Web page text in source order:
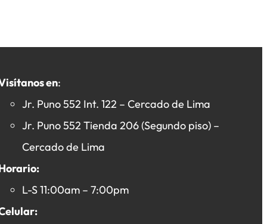
en:
Jr. Puno 552 Int. 122 – Cercado de Lima
Jr. Puno 552 Tienda 206 (Segundo piso) –
Cercado de Lima
L-S 11:00am – 7:00pm